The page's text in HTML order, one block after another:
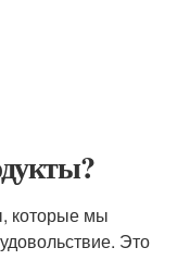
которые мы
Это